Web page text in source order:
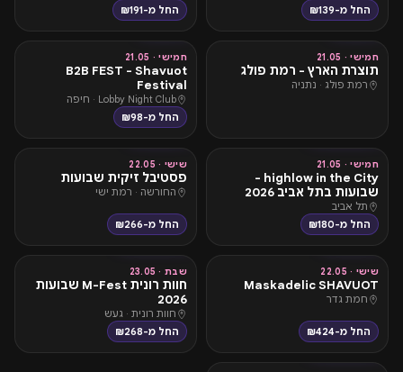
החל מ-₪139 החל מ-₪191
מיינסטרים
חמישי · 21.05
תוצרת הארץ - רמת פולג
רמת פולג · נתניה
מיינסטרים
חמישי · 21.05
B2B FEST - Shavuot
Festival
Lobby Night Club · חיפה
החל מ-₪98
חמישי · 21.05
highlow in the City -
שבועות בתל אביב 2026
תל אביב
החל מ-₪180
טראנס וטבע
שישי · 22.05
פסטיבל זיקית שבועות
החורשה · רמת ישי
החל מ-₪266
טראנס וטבע
שישי · 22.05
Maskadelic SHAVUOT
חמת גדר
החל מ-₪424
טכנו ואלקטרוני
שבת · 23.05
חוות רונית M-Fest שבועות
2026
חוות רונית · געש
החל מ-₪268
טכנו ואלקטרוני